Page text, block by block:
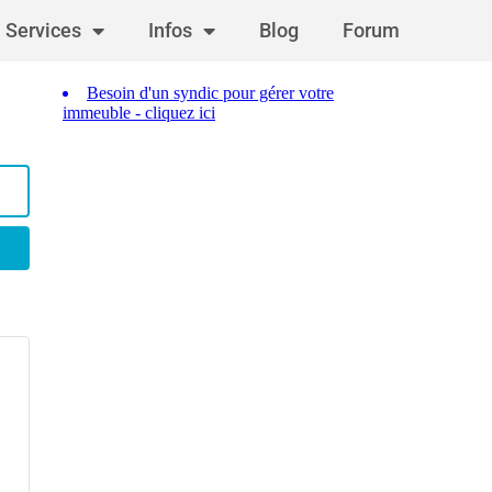
Services Infos Blog Forum